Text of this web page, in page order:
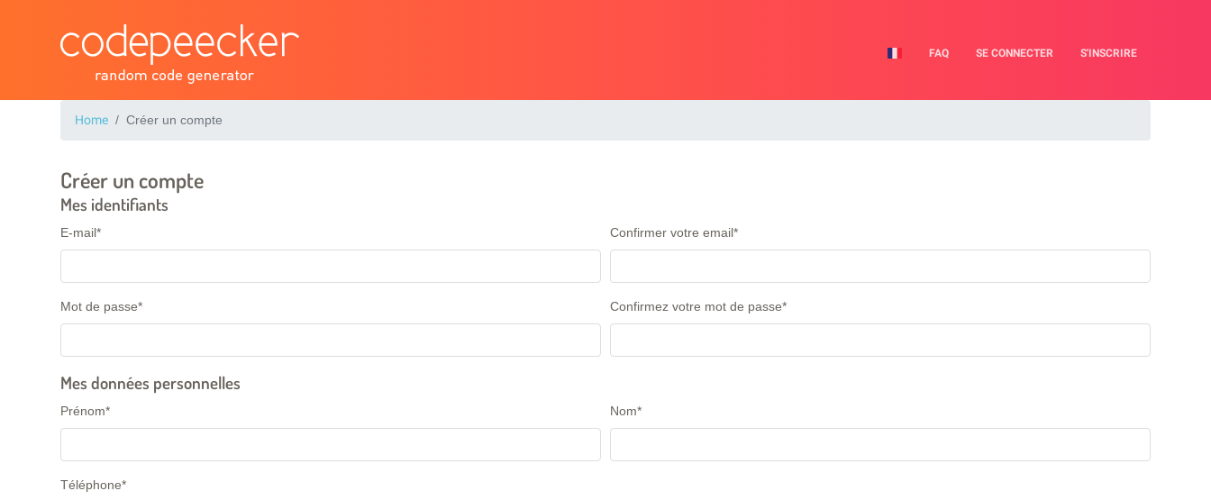
FAQ SE CONNECTER S'INSCRIRE
Home Créer un compte
Créer un compte
Mes identifiants
E-mail* Confirmer votre email*
Mot de passe* Confirmez votre mot de passe*
Mes données personnelles
Prénom* Nom*
Téléphone*